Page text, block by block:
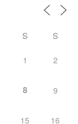
S S
1 2
8 9
15 16